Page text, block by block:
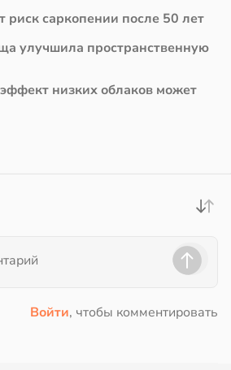
риск саркопении после 50 лет
улучшила пространственную
низких облаков может
Войти, чтобы комментировать